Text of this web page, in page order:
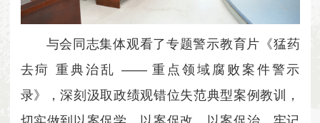
与会同志集体观看了专题警示教育片《猛药
去疴 重典治乱 —— 重点领域腐败案件警示
录》，深刻汲取政绩观错位失范典型案例教训，